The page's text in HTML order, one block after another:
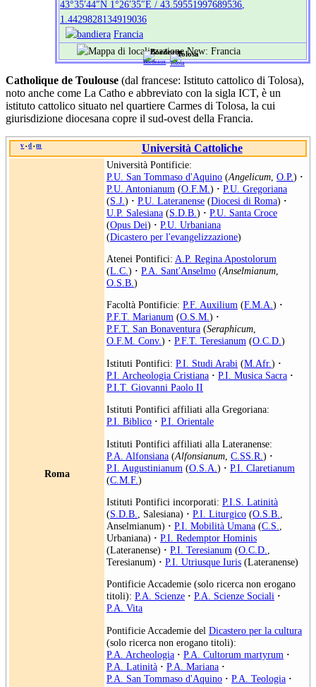
43°35′44″N 1°26′35″E / 43.59551997689536,
1.4429828134919036
Francia
Tolosa
Bordeaux
Catholique de Toulouse (dal francese: Istituto cattolico di Tolosa),
noto anche come La Catho e abbreviato con la sigla ICT, è un
istituto cattolico situato nel quartiere Carmes di Tolosa, la cui
giurisdizione diocesana copre il sud-ovest della Francia.
v • d • m Università Cattoliche
Roma
Università Pontificie:
P.U. San Tommaso d'Aquino (Angelicum O.P.) ·
P.U. Antonianum (O.F.M. ) · P.U. Gregoriana
(S.J. ) · P.U. Lateranense (Diocesi di Roma) ·
U.P. Salesiana (S.D.B. ) · P.U. Santa Croce
(Opus Dei) · P.U. Urbaniana
(Dicastero per l'evangelizzazione)
Atenei Pontifici: A.P. Regina Apostolorum
(L.C. ) · P.A. Sant'Anselmo (Anselmianum
O.S.B. )
Facoltà Pontificie: P.F. Auxilium (F.M.A.) ·
P.F.T. Marianum (O.S.M.) ·
P.F.T. San Bonaventura (Seraphicum,
O.F.M. Conv.) · P.F.T. Teresianum (O.C.D.)
Istituti Pontifici: P.I. Studi Arabi (M.Afr.) ·
P.I. Archeologia Cristiana · P.I. Musica Sacra ·
P.I.T. Giovanni Paolo II
Istituti Pontifici affiliati alla Gregoriana:
P.I. Biblico · P.I. Orientale
Istituti Pontifici affiliati alla Lateranense:
P.A. Alfonsiana (Alfonsianum C.SS.R. ) ·
P.I. Augustinianum (O.S.A. ) · P.I. Claretianum
(C.M.F.)
Istituti Pontifici incorporati: P.I.S. Latinità
(S.D.B. , Salesiana) · P.I. Liturgico (O.S.B.
Anselmianum) · P.I. Mobilità Umana (C.S.
Urbaniana) · P.I. Redemptor Hominis
(Lateranense) · P.I. Teresianum (O.C.D.
Teresianum) · P.I. Utriusque Iuris (Lateranense)
Pontificie Accademie (solo ricerca non erogano
titoli): P.A. Scienze · P.A. Scienze Sociali ·
P.A. Vita
Pontificie Accademie del Dicastero per la cultura
(solo ricerca non erogano titoli):
P.A. Archeologia · P.A. Cultorum martyrum ·
P.A. Latinità · P.A. Mariana ·
P.A. San Tommaso d'Aquino · P.A. Teologia ·